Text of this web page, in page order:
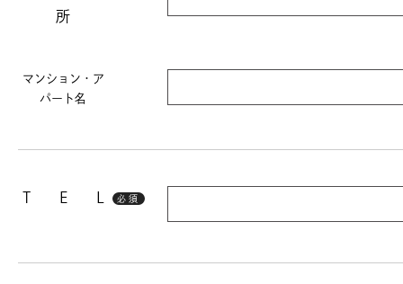
所
マンション・ア
パート名
T E L 必須